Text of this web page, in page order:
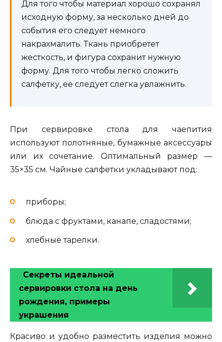
Для того чтобы материал хорошо сохранял
исходную форму, за несколько дней до
события его следует немного
накрахмалить. Ткань приобретет
жесткость, и фигура сохранит нужную
форму. Для того чтобы легко сложить
салфетку, ее следует слегка увлажнить.
При сервировке стола для чаепития
используют полотняные, бумажные аксессуары
или их сочетание. Оптимальный размер —
35×35 см. Чайные салфетки укладывают под:
приборы;
блюда с фруктами, канапе, сладостями;
хлебные тарелки.
Секреты идеальной
сервировки стола на день
рождения, примеры
украшения
Красиво и удобно разместить изделия можно